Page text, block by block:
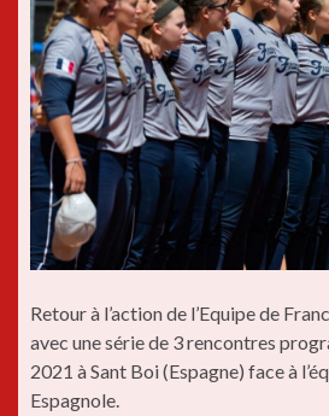
Retour à l’action de l’Equipe de
avec une série de 3 rencontres
2021 à Sant Boi (Espagne) face à
Espagnole.